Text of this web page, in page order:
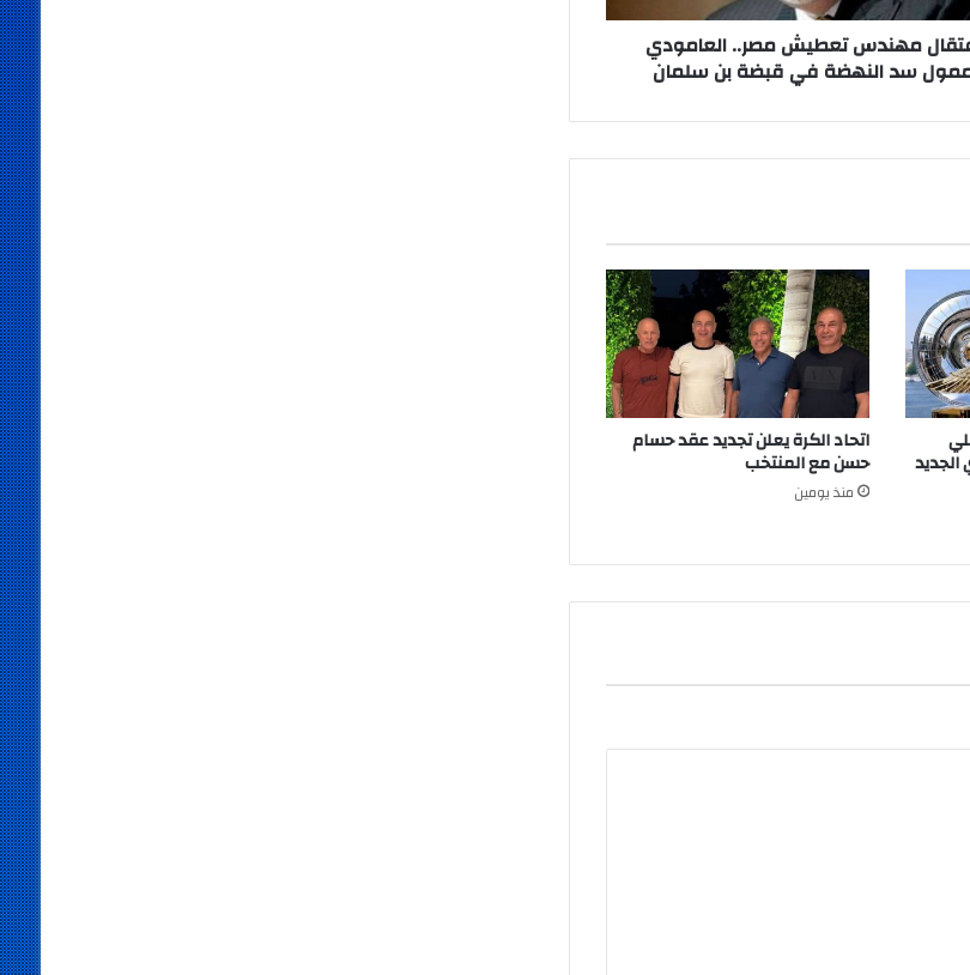
مهندس تعطيش مصر.. العامودي
سد النهضة في قبضة بن سلمان
الجديد
اتحاد الكرة يعلن تجديد عقد حسام
حسن مع المنتخب
منذ يومين